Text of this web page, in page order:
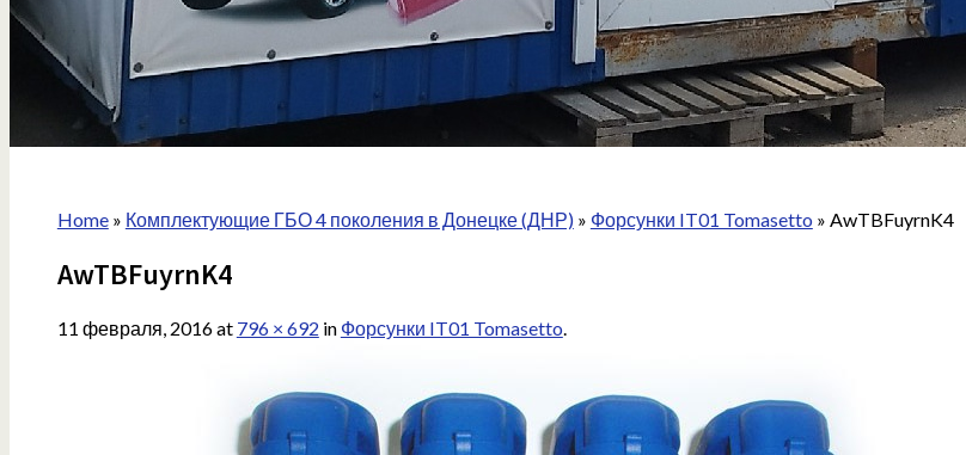
Home» Комплектующие ГБО 4 поколения в Донецке (ДНР)» Форсунки IT01 Tomasetto » AwTBFuyrnK4
AwTBFuyrnK4
11 февраля, 2016at 796 × 692 in Форсунки IT01 Tomasetto.